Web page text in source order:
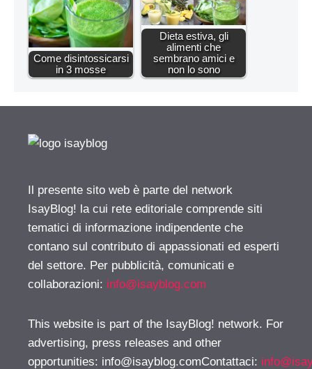
Come disintossicarsi
in 3 mosse
Dieta estiva, gli
alimenti che
sembrano amici e
non lo sono
Il presente sito web è parte del network
IsayBlog! la cui rete editoriale comprende siti
tematici di informazione indipendente che
contano sul contributo di appassionati ed esperti
del settore. Per pubblicità, comunicati e
collaborazioni: info@isayblog.com
This website is part of the IsayBlog! network. For
advertising, press releases and other
opportunities: info@isayblog.comContattaci: